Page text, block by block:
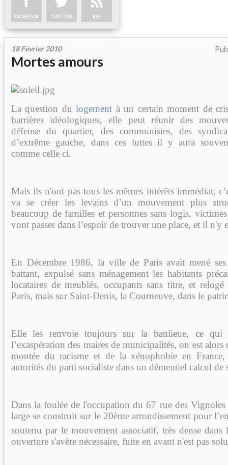
FACEBOOK TWITTER RSS
18 Février 2010
Mortes amours
La question dulogement à un certain moment de
barrières idéologiques, elle peut réunir des
défense du quartier, des communistes, des
d’extrême gauche, dans ces luttes il y aura
comme celle ci.
Mais ils n'ont pas tous les mêmes intérêts immédiat,
va se créer les levains d’un mouvement plus
beaucoup de familles et personnes sans logis,
vont passer dans l’espoir de trouver une place, et il n'y
En Décembre 1986, la ville de Paris avait mené
battant, expulsé sans ménagement les habitants
locataires de meublés, occupants sans titre, et
Paris, mais sur Saint-Denis, la Courneuve, dans le
Elle les renvoie toujours sur la banlieue, ce qui
l’exaspération des maires de municipalités, on est alors
montée du racisme et de la xénophobie en
autorités du parti socialiste dans un démentiel calcul de
Dans la foulée de l'occupation du 67 rue des
large se construit sur le 20ème arrondissement pour
soutenu par le mouvement associatif, très dense dans
ouverture s'avère nécessaire, fuite en avant n'est pas